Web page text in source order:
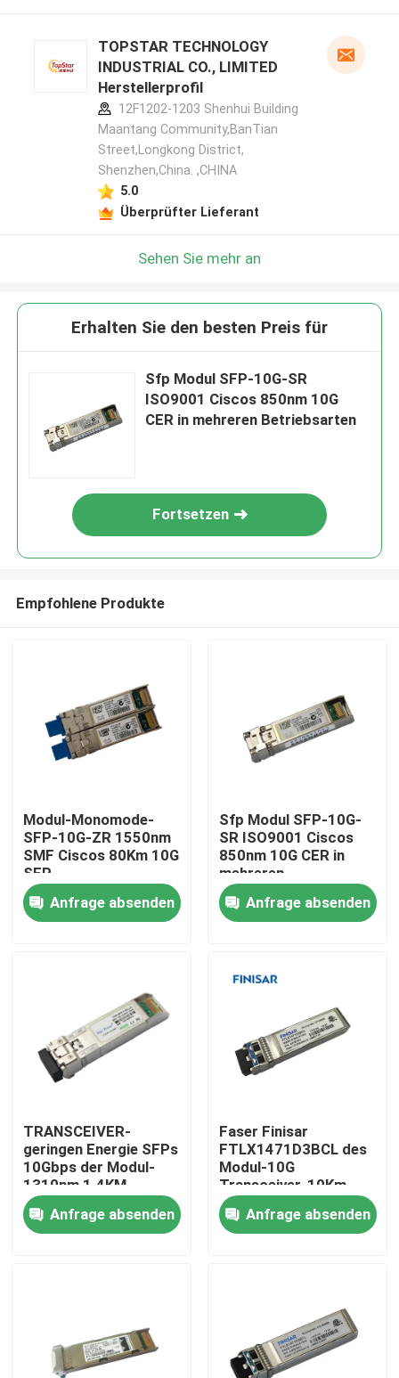
Haus
Produkte
Fabrik-Ausflug
Qualitätskontrolle
Treten Sie mit uns in Verbindung
Nachrichten
Modul 100G QSFP28
TOPSTAR TECHNOLOGY
INDUSTRIAL CO., LIMITED
Herstellerprofil
12F1202-1203 Shenhui Building
Maantang Community,BanTian
Street,Longkong District,
Shenzhen,China. ,CHINA
5.0
Überprüfter Lieferant
Sehen Sie mehr an
Erhalten Sie den besten Preis für
Sfp Modul SFP-10G-SR
ISO9001 Ciscos 850nm 10G
CER in mehreren Betriebsarten
Fortsetzen
Empfohlene Produkte
Modul-Monomode-
SFP-10G-ZR 1550nm
SMF Ciscos 80Km 10G
SFP
Anfrage absenden
Sfp Modul SFP-10G-
SR ISO9001 Ciscos
850nm 10G CER in
mehreren
Betriebsarten
Anfrage absenden
TRANSCEIVER-
geringen Energie SFPs
10Gbps der Modul-
1310nm 1.4KM
Glasleistungsaufnahmen-
FaserAnfrage absenden
Faser Finisar
FTLX1471D3BCL des
Modul-10G
Transceiver-10Km
1310nm SFP
Anfrage absenden